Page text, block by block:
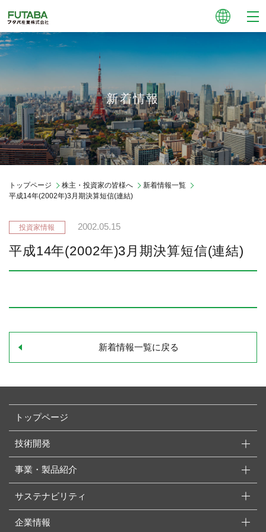
新着情報
トップページ 株主・投資家の皆様へ
新着情報一覧
平成14年(2002年)3月期決算短信(連結)
2002.05.15
平成14年(2002年)3月期決算短信(連結)
新着情報一覧に戻る
トップページ
技術開発
事業・製品紹介
サステナビリティ
企業情報